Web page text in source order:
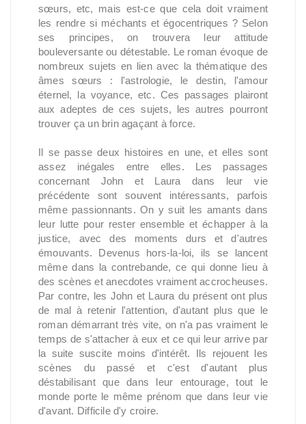
sœurs, etc, mais est-ce que cela doit vraiment
les rendre si méchants et égocentriques ? Selon
ses principes, on trouvera leur attitude
bouleversante ou détestable. Le roman évoque de
nombreux sujets en lien avec la thématique des
âmes sœurs : l'astrologie, le destin, l'amour
éternel, la voyance, etc. Ces passages plairont
aux adeptes de ces sujets, les autres pourront
trouver ça un brin agaçant à force.
Il se passe deux histoires en une, et elles sont
assez inégales entre elles. Les passages
concernant John et Laura dans leur vie
précédente sont souvent intéressants, parfois
même passionnants. On y suit les amants dans
leur lutte pour rester ensemble et échapper à la
justice, avec des moments durs et d'autres
émouvants. Devenus hors-la-loi, ils se lancent
même dans la contrebande, ce qui donne lieu à
des scènes et anecdotes vraiment accrocheuses.
Par contre, les John et Laura du présent ont plus
de mal à retenir l'attention, d'autant plus que le
roman démarrant très vite, on n'a pas vraiment le
temps de s'attacher à eux et ce qui leur arrive par
la suite suscite moins d'intérêt. Ils rejouent les
scènes du passé et c'est d'autant plus
déstabilisant que dans leur entourage, tout le
monde porte le même prénom que dans leur vie
d'avant. Difficile d'y croire.